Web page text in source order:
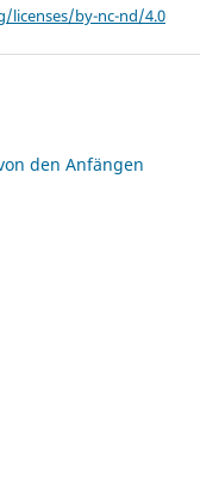
licenses/by-nc-nd/4.0